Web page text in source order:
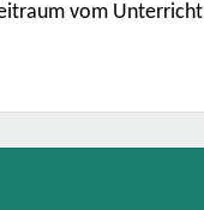
vom Unterricht